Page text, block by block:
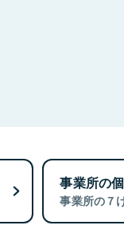
事業所の
事業所の７